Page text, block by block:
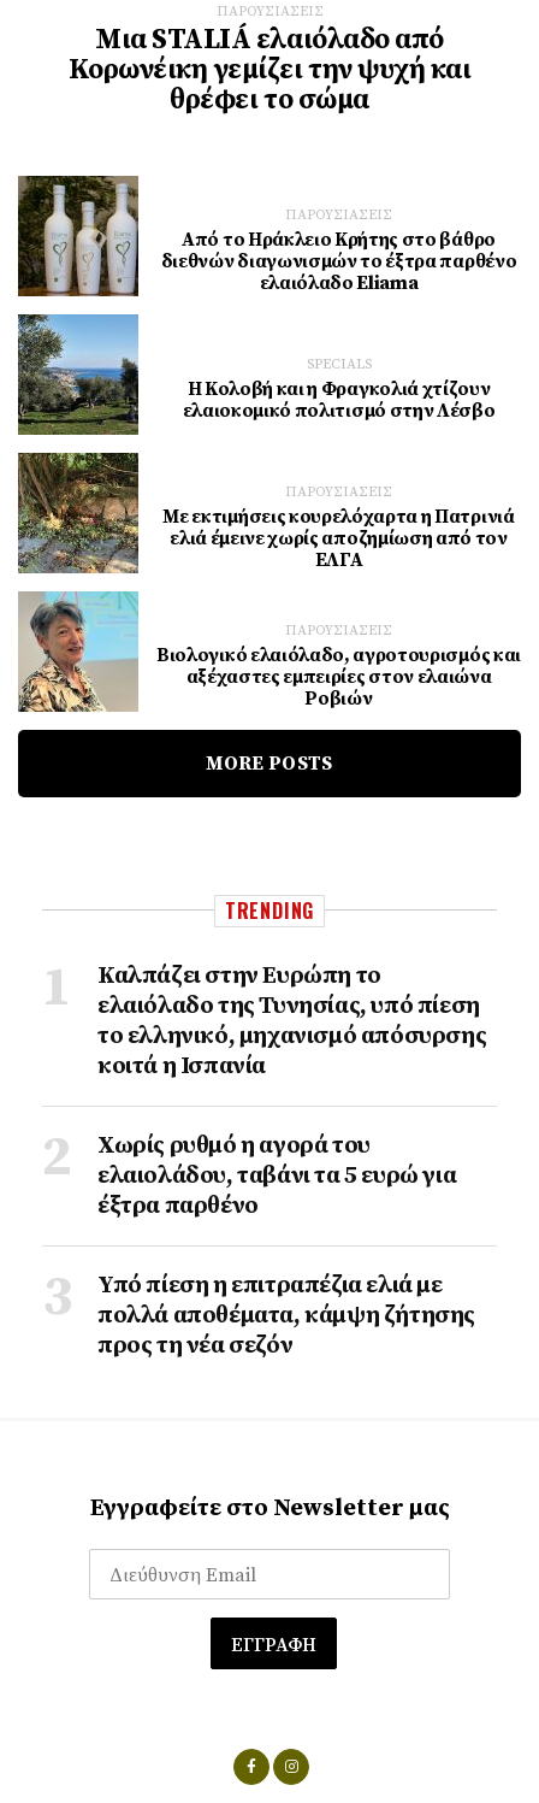
ΠΑΡΟΥΣΙΑΣΕΙΣ
Μια STALIÁ ελαιόλαδο από
Κορωνέικη γεμίζει την ψυχή και
θρέφει το σώμα
ΠΑΡΟΥΣΙΑΣΕΙΣ
Από το Ηράκλειο Κρήτης στο βάθρο
διεθνών διαγωνισμών το έξτρα παρθένο
ελαιόλαδο Eliama
SPECIALS
Η Κολοβή και η Φραγκολιά χτίζουν
ελαιοκομικό πολιτισμό στην Λέσβο
ΠΑΡΟΥΣΙΑΣΕΙΣ
Με εκτιμήσεις κουρελόχαρτα η Πατρινιά
ελιά έμεινε χωρίς αποζημίωση από τον
ΕΛΓΑ
ΠΑΡΟΥΣΙΑΣΕΙΣ
Βιολογικό ελαιόλαδο, αγροτουρισμός και
αξέχαστες εμπειρίες στον ελαιώνα
Ροβιών
MORE POSTS
TRENDING
Καλπάζει στην Ευρώπη το
ελαιόλαδο της Τυνησίας, υπό πίεση
το ελληνικό, μηχανισμό απόσυρσης
κοιτά η Ισπανία
Χωρίς ρυθμό η αγορά του
ελαιολάδου, ταβάνι τα 5 ευρώ για
έξτρα παρθένο
Υπό πίεση η επιτραπέζια ελιά με
πολλά αποθέματα, κάμψη ζήτησης
προς τη νέα σεζόν
Εγγραφείτε στο Newsletter μας